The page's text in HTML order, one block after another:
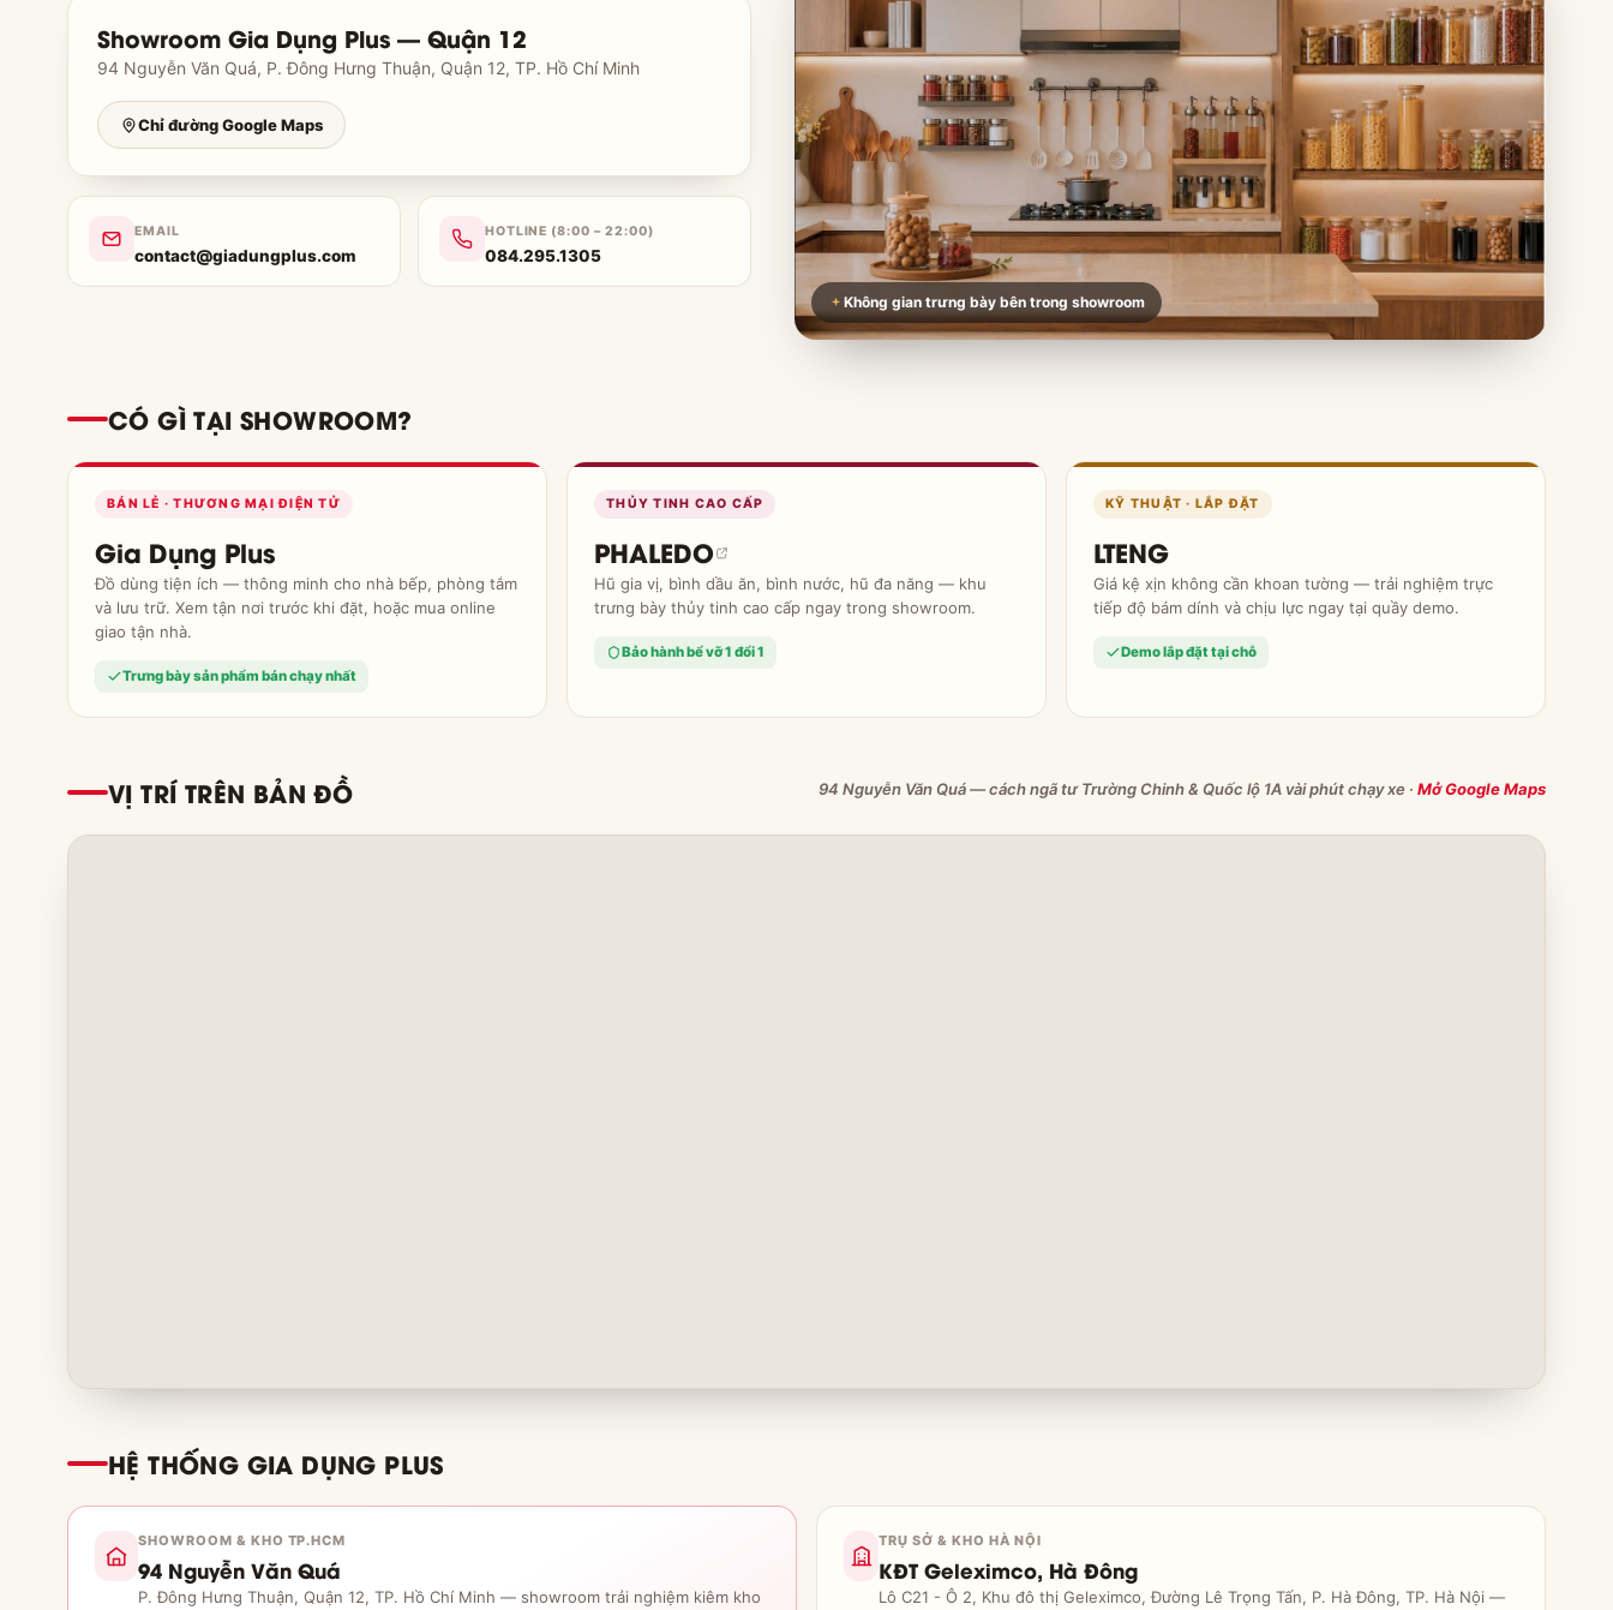
Showroom Gia Dụng Plus — Quận 12
94 Nguyễn Văn Quá, P. Đông Hưng Thuận, Quận 12, TP. Hồ Chí Minh
Chỉ đường Google Maps
EMAIL
contact@giadungplus.com
HOTLINE (8:00 – 22:00)
084.295.1305
Không gian trưng bày bên trong showroom
CÓ GÌ TẠI SHOWROOM?
BÁN LẺ · THƯƠNG MẠI ĐIỆN TỬ
Gia Dụng Plus
Đồ dùng tiện ích — thông minh cho nhà bếp, phòng tắm
và lưu trữ. Xem tận nơi trước khi đặt, hoặc mua online
giao tận nhà.
Trưng bày sản phẩm bán chạy nhất
THỦY TINH CAO CẤP
PHALEDO
Hũ gia vị, bình dầu ăn, bình nước, hũ đa năng — khu
trưng bày thủy tinh cao cấp ngay trong showroom.
Bảo hành bể vỡ 1 đổi 1
KỸ THUẬT · LẮP ĐẶT
LTENG
Giá kệ xịn không cần khoan tường — trải nghiệm trực
tiếp độ bám dính và chịu lực ngay tại quầy demo.
Demo lắp đặt tại chỗ
VỊ TRÍ TRÊN BẢN ĐỒ 94 Nguyễn Văn Quá — cách ngã tư Trường Chinh & Quốc lộ 1A vài phút chạy xe · Mở Google Maps
HỆ THỐNG GIA DỤNG PLUS
SHOWROOM & KHO TP.HCM
94 Nguyễn Văn Quá
P. Đông Hưng Thuận, Quận 12, TP. Hồ Chí Minh — showroom trải nghiệm kiêm kho
TRỤ SỞ & KHO HÀ NỘI
KĐT Geleximco, Hà Đông
Lô C21 - Ô 2, Khu đô thị Geleximco, Đường Lê Trọng Tấn, P. Hà Đông, TP. Hà Nội —